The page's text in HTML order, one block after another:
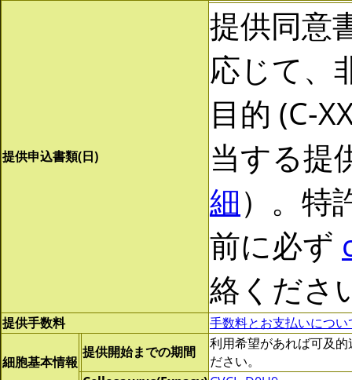
提供申込書類(日)
提供同意
応じて、
目的 (C-
当する提
細）。特
前に必ず
絡くださ
提供手数料 手数料とお支払いにつ
細胞基本情報
提供開始までの期間
利用希望があれば可及
ださい。